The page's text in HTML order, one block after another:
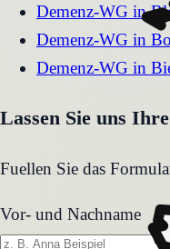
Demenz-WG in
Demenz-WG in
Demenz-WG in
Lassen Sie uns
Fuellen Sie das
Vor- und Nachname